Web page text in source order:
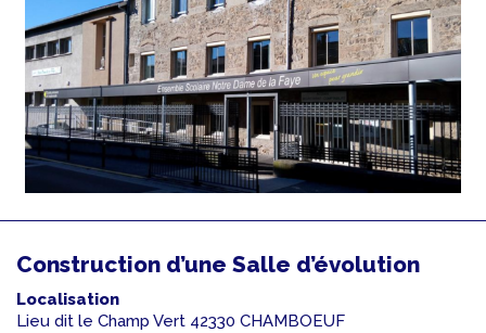
Construction d’une Salle d’évolution
Localisation
Lieu dit le Champ Vert 42330 CHAMBOEUF